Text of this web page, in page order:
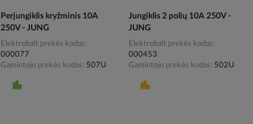
Perjungiklis kryžminis 10A
250V - JUNG
Elektrobalt prekės kodas
000077
Gamintojo prekės kodas
507U
Jungiklis 2 polių 10A 250V -
JUNG
Elektrobalt prekės kodas
000453
Gamintojo prekės kodas
502U